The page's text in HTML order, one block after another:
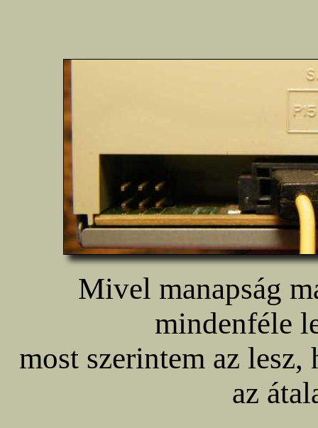
Mivel manapság
mindenféle
most szerintem az
az